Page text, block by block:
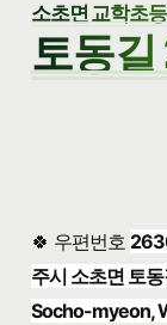
소초면 교학초
토동
🍀 우편번호
주시 소초면 토
Socho-myeon,